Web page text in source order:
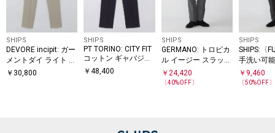
SHIPS
DEVORE incipit: ガー
メントダイ ライト チ
ノ スラックス
￥ 30,800
SHIPS
PT TORINO: CITY FIT
コットン ギャバジン
スラックス
￥48,400
SHIPS
GERMANO: トロピカ
ル イージー スラック
ス
￥ 24,420
〔40%OFF〕
SHIPS
SHIPS:〈
手洗い可
ン ノープ
Y ストレ
￥ 9,460
〔50%OFF〕